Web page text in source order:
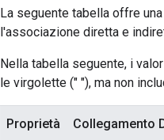
La seguente tabella offre
l'associazione diretta e
Nella tabella seguente, i
le virgolette (" "), ma non
Proprietà Collegamento